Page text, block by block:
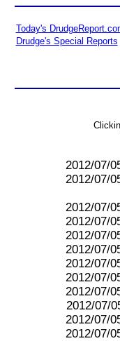
Today's
Drudge's Special Reports
2012/07/
2012/07/
2012/07/
2012/07/
2012/07/
2012/07/
2012/07/
2012/07/
2012/07/
2012/07/
2012/07/
2012/07/